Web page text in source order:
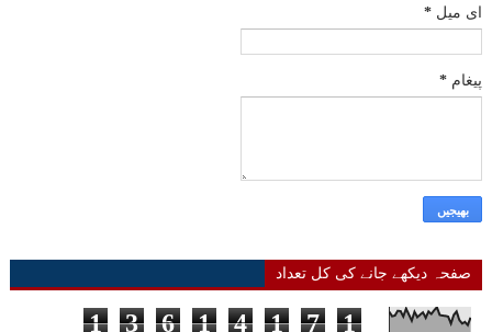
ای میل *
پیغام *
صفحہ دیکھے جانے کی کل تعداد
1 3 6 1 4 1 7 1